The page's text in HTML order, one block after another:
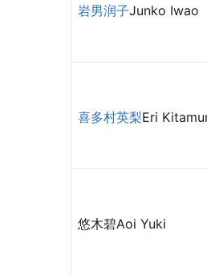
岩男润子Junko Iwao
喜多村英梨Eri
悠木碧Aoi Yuki